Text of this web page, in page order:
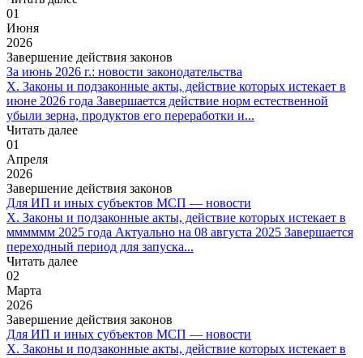
01
Июня
2026
Завершение действия законов
За июнь 2026 г.: новости законодательства
X. Законы и подзаконные акты, действие которых истекает в
июне 2026 года Завершается действие норм естественной
убыли зерна, продуктов его переработки и...
Читать далее
01
Апреля
2026
Завершение действия законов
Для ИП и иных субъектов МСП — новости
X. Законы и подзаконные акты, действие которых истекает в
мммммм 2025 года Актуально на 08 августа 2025 Завершается
переходный период для запуска...
Читать далее
02
Марта
2026
Завершение действия законов
Для ИП и иных субъектов МСП — новости
X. Законы и подзаконные акты, действие которых истекает в